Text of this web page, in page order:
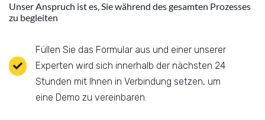
Unser Anspruch ist es, Sie während des gesamten Prozesses
zu begleiten
Füllen Sie das Formular aus und einer unserer
Experten wird sich innerhalb der nächsten 24
Stunden mit Ihnen in Verbindung setzen, um
eine Demo zu vereinbaren.